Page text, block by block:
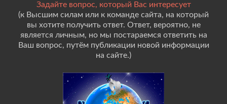
Задайте вопрос, который Вас интересует
(к Высшим силам или к команде сайта, на который
вы хотите получить ответ. Ответ, вероятно, не
является личным, но мы постараемся ответить на
Ваш вопрос, путём публикации новой информации
на сайте.)